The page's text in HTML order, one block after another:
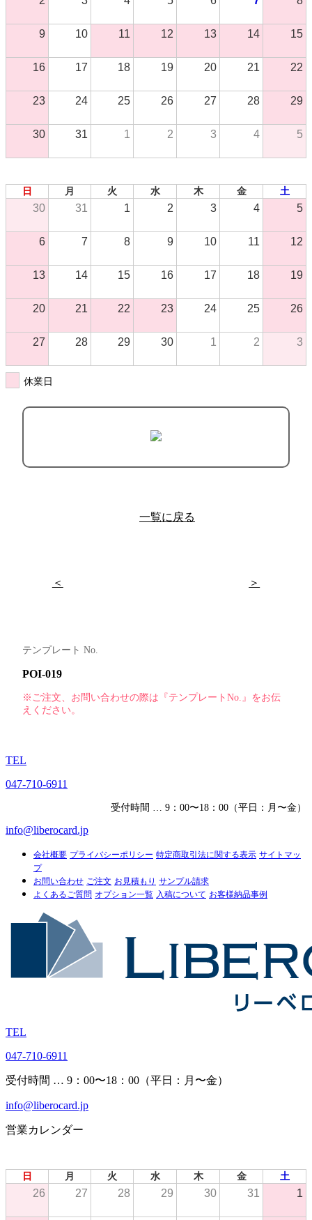
9 10 11 12 13 14 15
16 17 18 19 20 21 22
23 24 25 26 27 28 29
30 31 1 2 3 4 5
日 月 火 水 木 金 土
30 31 1 2 3 4 5
6 7 8 9 10 11 12
13 14 15 16 17 18 19
20 21 22 23 24 25 26
27 28 29 30 1 2 3
休業日
一覧に戻る
＜ ＞
テンプレート No.
POI-019
※ご注文、お問い合わせの際は『テンプレートNo.』をお伝
えください。
TEL
047-710-6911
受付時間 … 9：00〜18：00（平日：月〜金）
info@liberocard.jp
会社概要 プライバシーポリシー 特定商取引法に関する表示 サイトマッ
プ
お問い合わせ ご注文 お見積もり サンプル請求
よくあるご質問 オプション一覧 入稿について お客様納品事例
TEL
047-710-6911
受付時間 … 9：00〜18：00（平日：月〜金）
info@liberocard.jp
営業カレンダー
日 月 火 水 木 金 土
26 27 28 29 30 31 1